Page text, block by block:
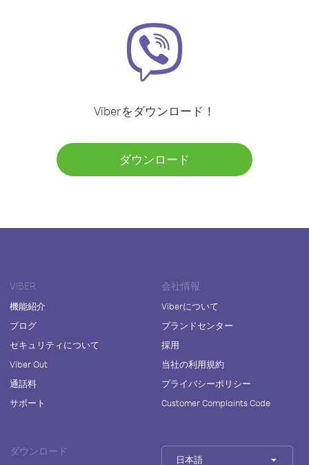
Viberをダウンロード！
ダウンロード
VIBER
機能紹介
ブログ
セキュリティについて
Viber Out
通話料
サポート
会社情報
Viberについて
ブランドセンター
採用
当社の利用規約
プライバシーポリシー
Customer Complaints Code
ダウンロード
日本語